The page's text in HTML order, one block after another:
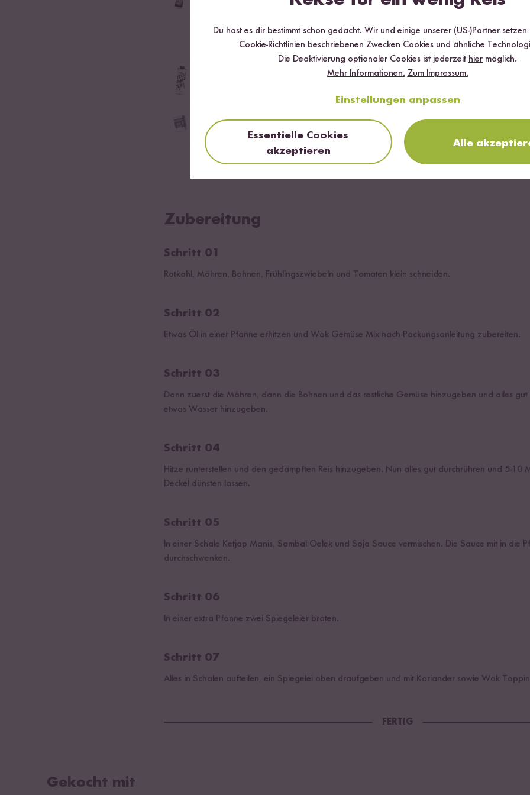
Sojasauce für das Würzen von Sushi
Bio Wok Topping im Angebot
nach Belieben Koriander
Zubereitung
Schritt 01
Rotkohl, Möhren, Bohnen, Frühlingszwiebeln und Tomaten klein schneiden.
Schritt 02
Etwas Öl in einer Pfanne erhitzen und Wok Gemüse Mix nach Packungsanleitung zubereiten.
Schritt 03
Dann zuerst die Möhren, dann die Bohnen und das restliche Gemüse hinzugeben und alles
etwas Wasser hinzugeben.
Schritt 04
Hitze runterstellen und den gedämpften Reis hinzugeben. Nun alles gut durchrühren und 5-10
Deckel dünsten lassen.
Schritt 05
In einer Schale Ketjap Manis, Sambal Oelek und Soja Sauce vermischen. Die Sauce mit in die
durchschwenken.
Schritt 06
In einer extra Pfanne zwei Spiegeleier braten.
Schritt 07
Alles in Schalen aufteilen, ein Spiegelei oben draufgeben und mit Koriander sowie Wok
FERTIG
Gekocht mit
Du hast es dir bestimmt schon gedacht. Wir und einige unserer (US-)Partner
Cookie-Richtlinien beschriebenen Zwecken Cookies und ähnliche
Die Deaktivierung optionaler Cookies ist jederzeit hier möglich.
Mehr Informationen. Zum Impressum.
Einstellungen anpassen
Essentielle Cookies
akzeptieren
Alle